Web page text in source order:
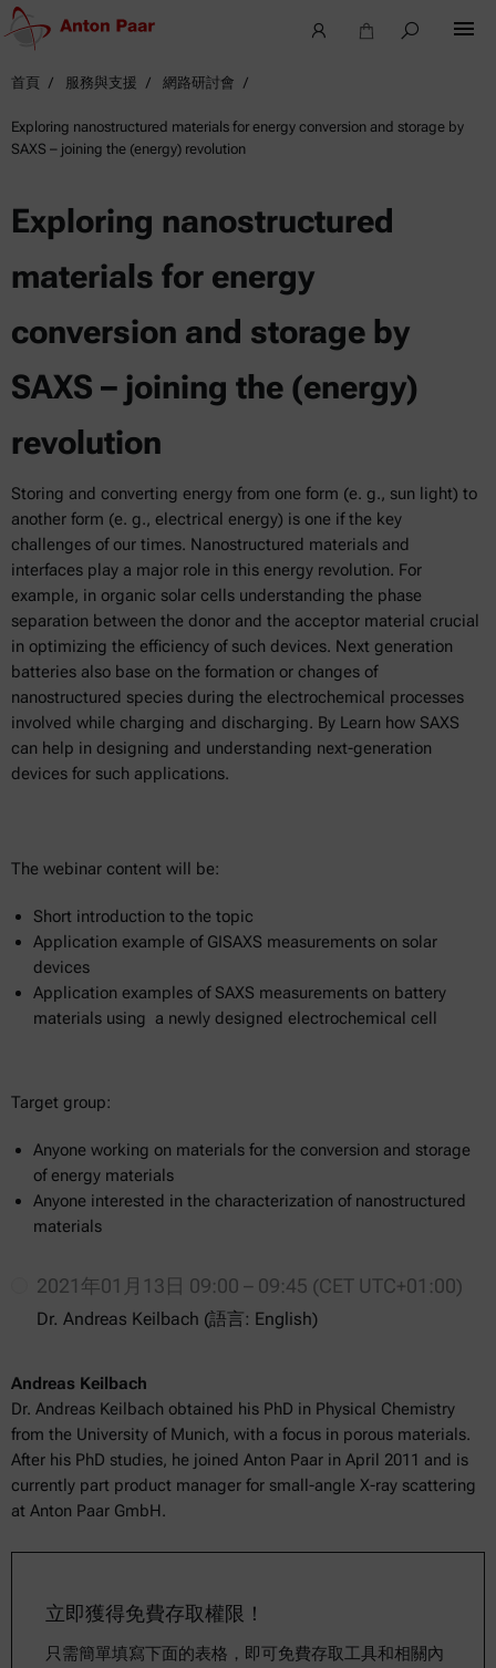
首頁 服務與支援 網路研討會
Exploring nanostructured materials for energy conversion and storage by
SAXS – joining the (energy) revolution
Exploring nanostructured
materials for energy
conversion and storage by
SAXS – joining the (energy)
revolution
Storing and converting energy from one form (e. g., sun light) to
another form (e. g., electrical energy) is one if the key
challenges of our times. Nanostructured materials and
interfaces play a major role in this energy revolution. For
example, in organic solar cells understanding the phase
separation between the donor and the acceptor material crucial
in optimizing the efficiency of such devices. Next generation
batteries also base on the formation or changes of
nanostructured species during the electrochemical processes
involved while charging and discharging. By Learn how SAXS
can help in designing and understanding next-generation
devices for such applications.
The webinar content will be:
Short introduction to the topic
Application example of GISAXS measurements on solar
devices
Application examples of SAXS measurements on battery
materials using a newly designed electrochemical cell
Target group:
Anyone working on materials for the conversion and storage
of energy materials
Anyone interested in the characterization of nanostructured
materials
2021年01月13日 09:00 – 09:45 (CET UTC+01:00)
Dr. Andreas Keilbach (語言: English)
Andreas Keilbach
Dr. Andreas Keilbach obtained his PhD in Physical Chemistry
from the University of Munich, with a focus in porous materials.
After his PhD studies, he joined Anton Paar in April 2011 and is
currently part product manager for small-angle X-ray scattering
at Anton Paar GmbH.
立即獲得免費存取權限！
只需簡單填寫下面的表格，即可免費存取工具和相關內